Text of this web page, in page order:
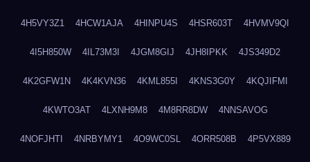
4H5VY3Z1 4HCW1AJA 4HINPU4S 4HSR603T 4HVMV9QI
4I5H850W 4IL73M3I 4JGM8GIJ 4JH8IPKK 4JS349D2
4K2GFW1N 4K4KVN36 4KML855I 4KNS3G0Y 4KQJIFMI
4KWTO3AT 4LXNH9M8 4M8RR8DW 4NNSAVOG
4NOFJHTI 4NRBYMY1 4O9WC0SL 4ORR508B 4P5VX889